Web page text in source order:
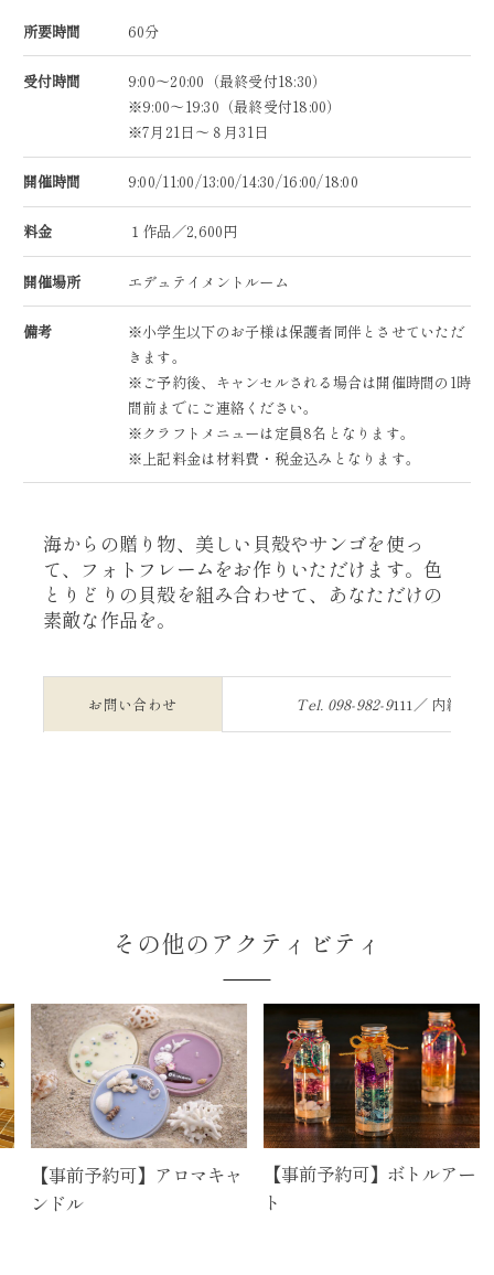
所要時間 60分
受付時間
9:00～20:00（最終受付18:30）
※9:00～19:30（最終受付18:00）
※7月21日～８月31日
開催時間 9:00/11:00/13:00/14:30/16:00/18:00
料金 １作品／2,600円
開催場所 エデュテイメントルーム
備考
※小学生以下のお子様は保護者同伴とさせていただ
きます。
※ご予約後、キャンセルされる場合は開催時間の1時
間前までにご連絡ください。
※クラフトメニューは定員8名となります。
※上記料金は材料費・税金込みとなります。
海からの贈り物、美しい貝殻やサンゴを使っ
て、フォトフレームをお作りいただけます。色
とりどりの貝殻を組み合わせて、あなただけの
素敵な作品を。
お問い合わせ Tel. 098-982-9111／ 内線：
その他のアクティビティ
【事前予約可】アロマキャ
ンドル
【事前予約可】ボトルアー
【